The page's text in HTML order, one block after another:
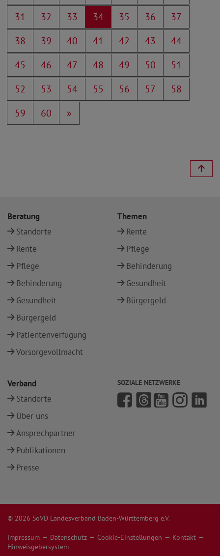
31
32 33 34 35 36
37
38
39 40 41 42 43
44
45
46 47 48 49 50
51
52
53 54 55 56 57
58
59
60 »
Beratung
Standorte
Rente
Pflege
Behinderung
Gesundheit
Bürgergeld
Patientenverfügung
Vorsorgevollmacht
Themen
Rente
Pflege
Behinderung
Gesundheit
Bürgergeld
Verband
Standorte
Über uns
Ansprechpartner
Publikationen
Presse
SOZIALE NETZWERKE
© 2026 SoVD Landesverband Baden-Württemberg e.V.
Impressum Datenschutz Cookie-Einstellungen
Kontakt
Hinweisgebersystem